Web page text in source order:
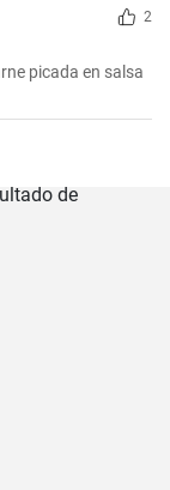
2
picada en salsa